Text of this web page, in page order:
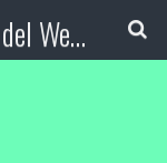
Booking Blog™ - Il blog del Web Marketing Turistico